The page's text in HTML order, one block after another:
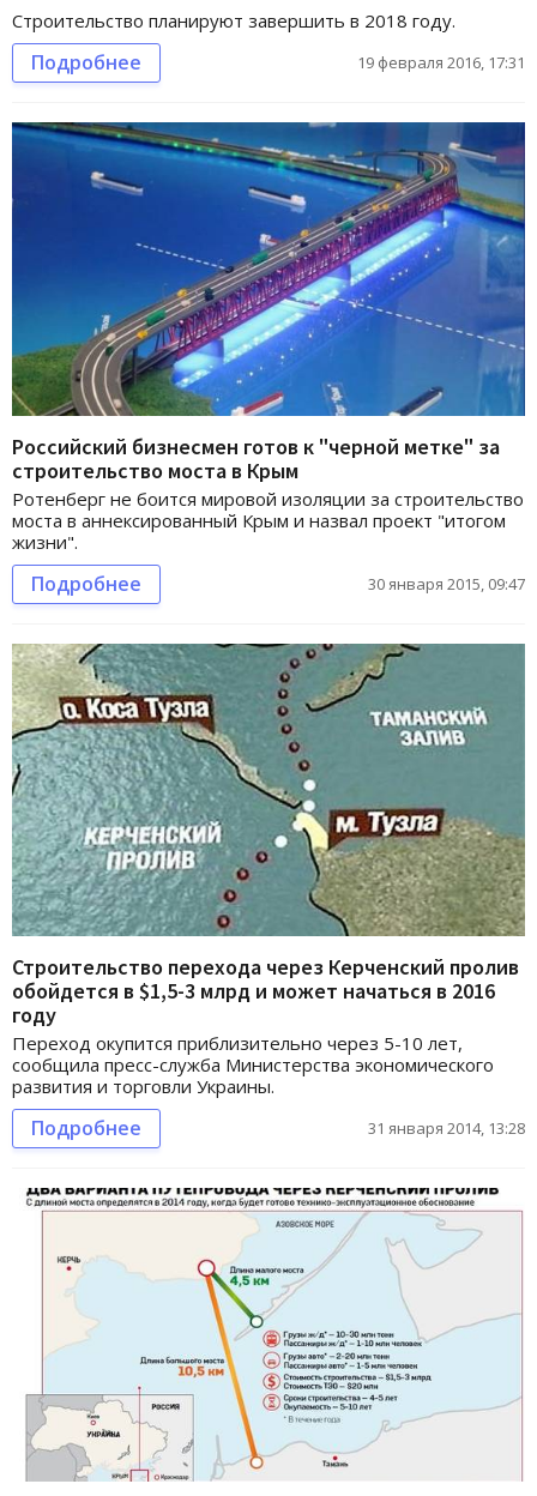
Строительство планируют завершить в 2018 году.
Подробнее 19 февраля 2016, 17:31
Российский бизнесмен готов к "черной метке" за
строительство моста в Крым
Ротенберг не боится мировой изоляции за строительство
моста в аннексированный Крым и назвал проект "итогом
жизни".
Подробнее 30 января 2015, 09:47
Строительство перехода через Керченский пролив
обойдется в $1,5-3 млрд и может начаться в 2016
году
Переход окупится приблизительно через 5-10 лет,
сообщила пресс-служба Министерства экономического
развития и торговли Украины.
Подробнее 31 января 2014, 13:28